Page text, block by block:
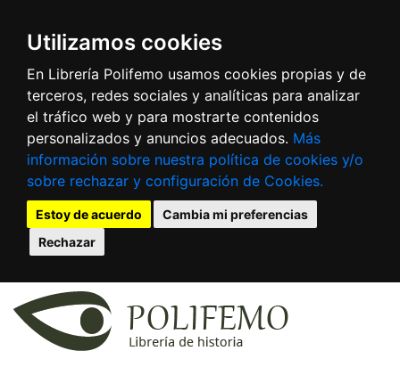
Utilizamos cookies
En Librería Polifemo usamos cookies propias y de
terceros, redes sociales y analíticas para analizar
el tráfico web y para mostrarte contenidos
personalizados y anuncios adecuados. Más
información sobre nuestra política de cookies y/o
sobre rechazar y configuración de Cookies.
Estoy de acuerdo
Cambia mi preferencias
Rechazar